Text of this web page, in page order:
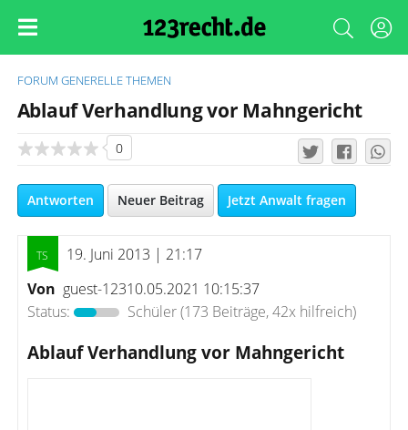
FORUM GENERELLE THEMEN
Ablauf Verhandlung vor Mahngericht
0
Antworten Neuer Beitrag Jetzt Anwalt fragen
19. Juni 2013 | 21:17
Von guest-12310.05.2021 10:15:37
Status:
Schüler(173 Beiträge, 42x hilfreich)
Ablauf Verhandlung vor Mahngericht